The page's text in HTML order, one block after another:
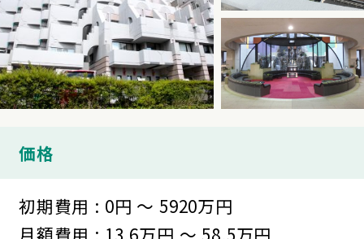
価格
初期費用 : 0円 ～ 5920万円